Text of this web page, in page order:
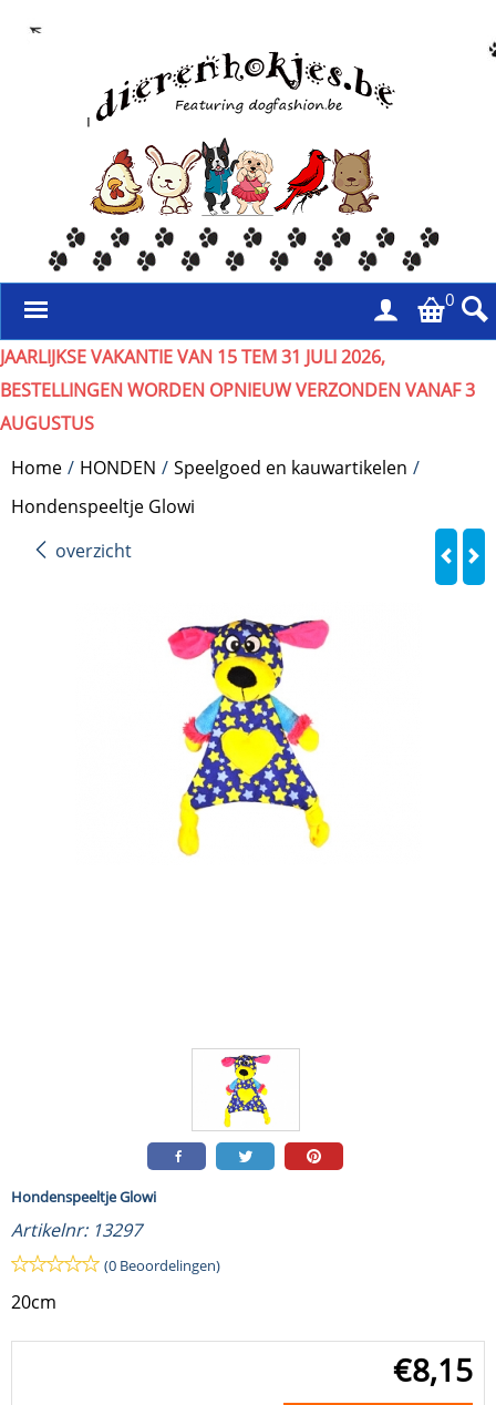
0
JAARLIJKSE VAKANTIE VAN 15 TEM 31 JULI 2026,
BESTELLINGEN WORDEN OPNIEUW VERZONDEN VANAF 3
AUGUSTUS
Home / HONDEN / Speelgoed en kauwartikelen /
Hondenspeeltje Glowi
overzicht
Hondenspeeltje Glowi
Artikelnr: 13297
(0 Beoordelingen)
20cm
€8,15